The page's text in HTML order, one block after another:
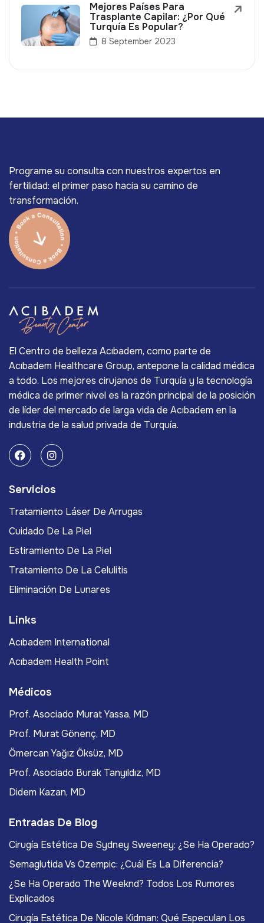
Mejores Países Para
Trasplante Capilar: ¿Por Qué
Turquía Es Popular?
8 September 2023
Programe su consulta con nuestros expertos en
fertilidad: el primer paso hacia su camino de
transformación.
El Centro de belleza Acıbadem, como parte de
Acıbadem Healthcare Group, antepone la calidad médica
a todo. Los mejores cirujanos de Turquía y la tecnología
médica de primer nivel es la razón principal de la posición
de líder del mercado de larga vida de Acıbadem en la
industria de la salud privada de Turquía.
Servicios
Tratamiento Láser De Arrugas
Cuidado De La Piel
Estiramiento De La Piel
Tratamiento De La Celulitis
Eliminación De Lunares
Links
Acıbadem International
Acıbadem Health Point
Médicos
Prof. Asociado Murat Yassa, MD
Prof. Murat Gönenç, MD
Ömercan Yağız Öksüz, MD
Prof. Asociado Burak Tanyıldız, MD
Didem Kazan, MD
Entradas De Blog
Cirugía Estética De Sydney Sweeney: ¿Se Ha Operado?
Semaglutida Vs Ozempic: ¿Cuál Es La Diferencia?
¿Se Ha Operado The Weeknd? Todos Los Rumores
Explicados
Cirugía Estética De Nicole Kidman: Qué Especulan Los